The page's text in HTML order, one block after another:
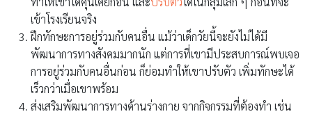
เข้าโรงเรียนจริง
ฝึกทักษะการอยู่ร่วมกับคนอื่น แม้ว่าเด็กวัยนี้จะยังไม่ได้มี
พัฒนาการทางสังคมมากนัก แต่การที่เขามีประสบการณ์พบเจอ
การอยู่ร่วมกับคนอื่นก่อน ก็ย่อมทำให้เขาปรับตัว เพิ่มทักษะได้
เร็วกว่าเมื่อเขาพร้อม
ส่งเสริมพัฒนาการทางด้านร่างกาย จากกิจกรรมที่ต้องทำ เช่น